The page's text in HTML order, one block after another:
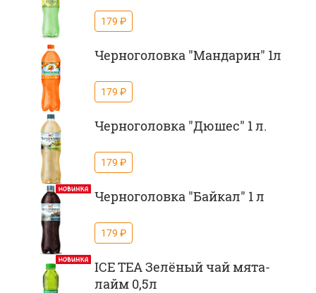
179 ₽
Черноголовка "Мандарин" 1л
179 ₽
Черноголовка "Дюшес" 1 л.
179 ₽
Черноголовка "Байкал" 1 л
179 ₽
ICE TEA Зелёный чай мята-
лайм 0,5л